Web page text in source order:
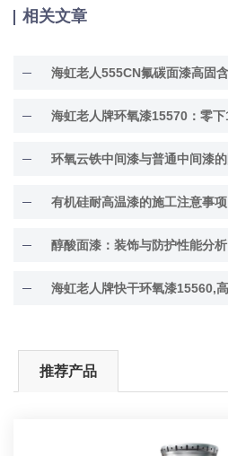
相关文章
有机硅耐高温漆的施工注意事项
醇酸面漆：装饰与防护性能分析
推荐产品